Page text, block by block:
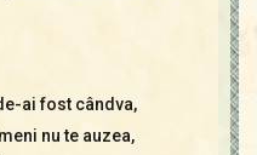
ai fost cândva,
nu te auzea,